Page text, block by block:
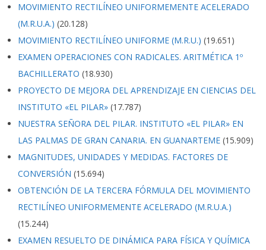
MOVIMIENTO RECTILÍNEO UNIFORMEMENTE ACELERADO
(M.R.U.A.) (20.128)
MOVIMIENTO RECTILÍNEO UNIFORME (M.R.U.) (19.651)
EXAMEN OPERACIONES CON RADICALES. ARITMÉTICA 1º
BACHILLERATO (18.930)
PROYECTO DE MEJORA DEL APRENDIZAJE EN CIENCIAS DEL
INSTITUTO «EL PILAR» (17.787)
NUESTRA SEÑORA DEL PILAR. INSTITUTO «EL PILAR» EN
LAS PALMAS DE GRAN CANARIA. EN GUANARTEME (15.909)
MAGNITUDES, UNIDADES Y MEDIDAS. FACTORES DE
CONVERSIÓN (15.694)
OBTENCIÓN DE LA TERCERA FÓRMULA DEL MOVIMIENTO
RECTILÍNEO UNIFORMEMENTE ACELERADO (M.R.U.A.)
(15.244)
EXAMEN RESUELTO DE DINÁMICA PARA FÍSICA Y QUÍMICA